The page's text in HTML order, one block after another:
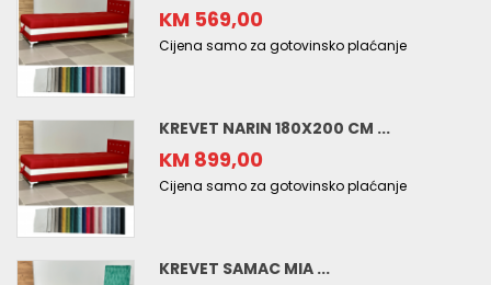
KM 569,00
Cijena samo za gotovinsko plaćanje
KREVET NARIN 180X200 CM ...
KM 899,00
Cijena samo za gotovinsko plaćanje
KREVET SAMAC MIA ...